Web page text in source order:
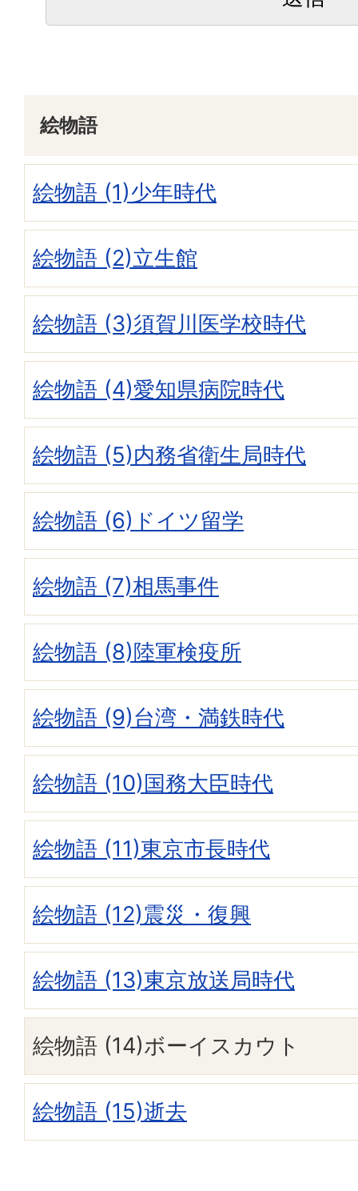
絵物語
絵物語 (1)少年時代
絵物語 (2)立生館
絵物語 (3)須賀川医学校時代
絵物語 (4)愛知県病院時代
絵物語 (5)内務省衛生局時代
絵物語 (6)ドイツ留学
絵物語 (7)相馬事件
絵物語 (8)陸軍検疫所
絵物語 (9)台湾・満鉄時代
絵物語 (10)国務大臣時代
絵物語 (11)東京市長時代
絵物語 (12)震災・復興
絵物語 (13)東京放送局時代
絵物語 (14)ボーイスカウト
絵物語 (15)逝去